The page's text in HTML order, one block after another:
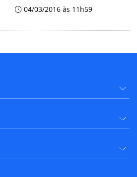
04/03/2016 às 11h59